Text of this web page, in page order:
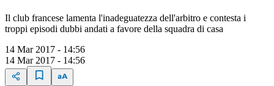
Il club francese lamenta l'inadeguatezza dell'arbitro e contesta i
troppi episodi dubbi andati a favore della squadra di casa
14 Mar 2017 - 14:56
14 Mar 2017 - 14:56